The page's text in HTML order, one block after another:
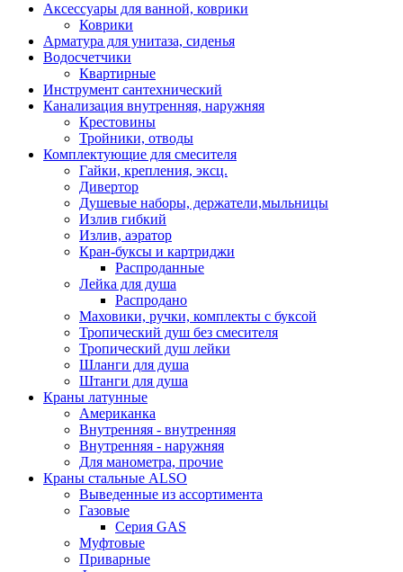
Аксессуары для ванной, коврики
Коврики
Арматура для унитаза, сиденья
Водосчетчики
Квартирные
Инструмент сантехнический
Канализация внутренняя, наружняя
Крестовины
Тройники, отводы
Комплектующие для смесителя
Гайки, крепления, эксц.
Дивертор
Душевые наборы, держатели,мыльницы
Излив гибкий
Излив, аэратор
Кран-буксы и картриджи
Распроданные
Лейка для душа
Распродано
Маховики, ручки, комплекты с буксой
Тропический душ без смесителя
Тропический душ лейки
Шланги для душа
Штанги для душа
Краны латунные
Американка
Внутренняя - внутренняя
Внутренняя - наружняя
Для манометра, прочие
Краны стальные ALSO
Выведенные из ассортимента
Газовые
Серия GAS
Муфтовые
Приварные